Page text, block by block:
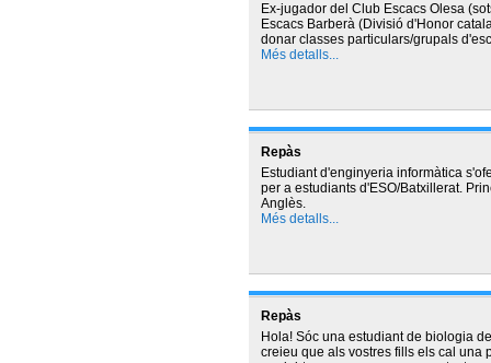
Ex-jugador del Club Escacs Olesa
Escacs Barberà (Divisió d'Honor
donar classes particulars/grupals
Més detalls...
Repàs
Estudiant d'enginyeria informàtica
per a estudiants d'ESO/Batxillerat.
Anglès.
Més detalls...
Repàs
Hola! Sóc una estudiant de biologia
creieu que als vostres fills els cal una